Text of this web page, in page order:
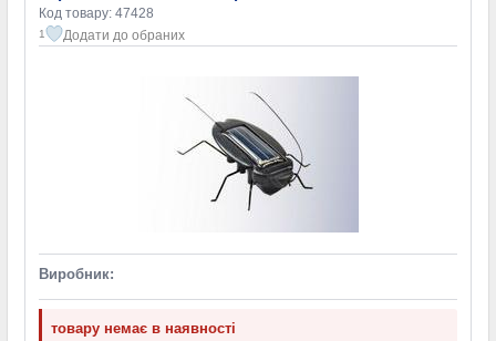
Код товару: 47428
1 Додати до обраних
Виробник:
товару немає в наявності